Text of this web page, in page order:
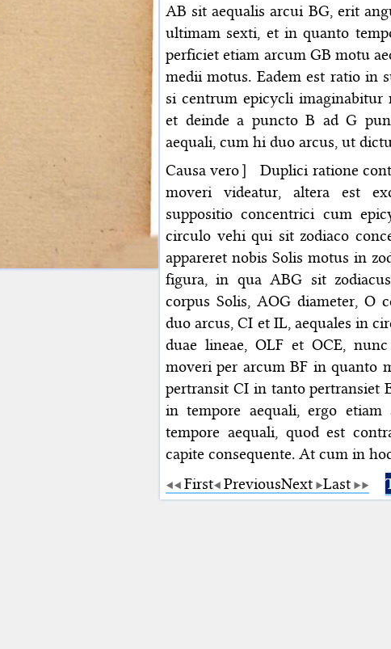
AB sit aequalis arcui BG, erit
ultimam sexti, et in quanto
perficiet etiam arcum GB motu
medii motus. Eadem est ratio in
si centrum epicycli
et deinde a puncto B ad G
aequali, cum hi duo arcus, ut
Causa vero］ Duplici ratione
moveri videatur, altera est
suppositio concentrici cum
circulo vehi qui sit zodiaco
appareret nobis Solis motus in
figura, in qua ABG sit
corpus Solis, AOG diameter, O
duo arcus, CI et IL, aequales in
duae lineae, OLF et OCE,
moveri per arcum BF in quanto
pertransit CI in tanto pertransiet
in tempore aequali, ergo
tempore aequali, quod est
capite consequente. At cum in
First PreviousNext Last